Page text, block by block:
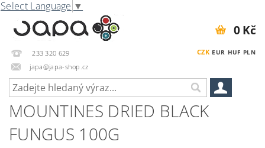
Select Language ▼
233 320 629
japa@japa-shop.cz
CZK EUR HUF PLN
0 Kč
MOUNTINES DRIED BLACK
FUNGUS 100G